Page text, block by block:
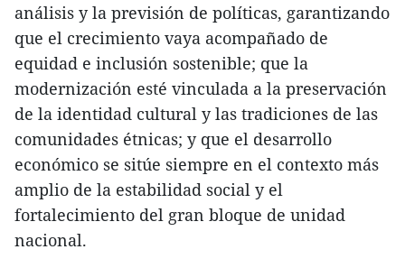
análisis y la previsión de políticas, garantizando
que el crecimiento vaya acompañado de
equidad e inclusión sostenible; que la
modernización esté vinculada a la preservación
de la identidad cultural y las tradiciones de las
comunidades étnicas; y que el desarrollo
económico se sitúe siempre en el contexto más
amplio de la estabilidad social y el
fortalecimiento del gran bloque de unidad
nacional.